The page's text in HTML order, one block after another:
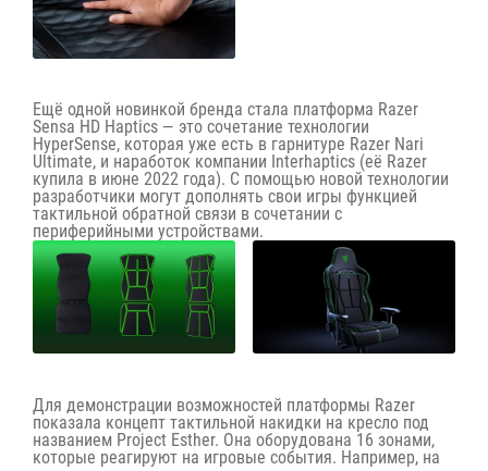
Ещё одной новинкой бренда стала платформа Razer
Sensa HD Haptics — это сочетание технологии
HyperSense, которая уже есть в гарнитуре Razer Nari
Ultimate, и наработок компании Interhaptics (её Razer
купила в июне 2022 года). С помощью новой технологии
разработчики могут дополнять свои игры функцией
тактильной обратной связи в сочетании с
периферийными устройствами.
Для демонстрации возможностей платформы Razer
показала концепт тактильной накидки на кресло под
названием Project Esther. Она оборудована 16 зонами,
которые реагируют на игровые события. Например, на